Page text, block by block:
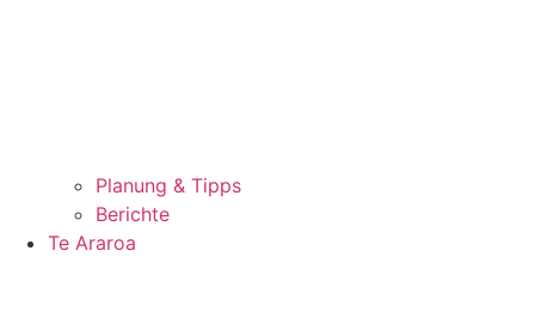
Planung & Tipps
Berichte
Te Araroa